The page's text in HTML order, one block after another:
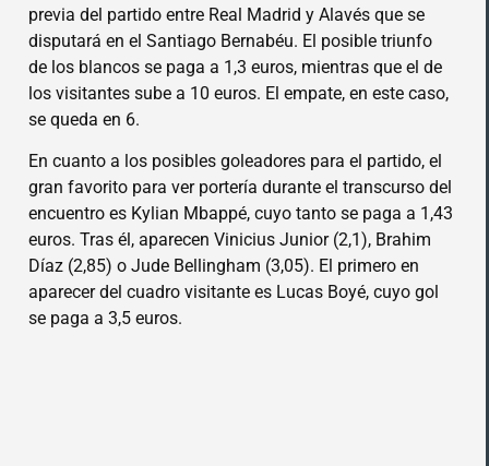
previa del partido entre Real Madrid y Alavés que se
disputará en el Santiago Bernabéu. El posible triunfo
de los blancos se paga a 1,3 euros, mientras que el de
los visitantes sube a 10 euros. El empate, en este caso,
se queda en 6.
En cuanto a los posibles goleadores para el partido, el
gran favorito para ver portería durante el transcurso del
encuentro es Kylian Mbappé, cuyo tanto se paga a 1,43
euros. Tras él, aparecen Vinicius Junior (2,1), Brahim
Díaz (2,85) o Jude Bellingham (3,05). El primero en
aparecer del cuadro visitante es Lucas Boyé, cuyo gol
se paga a 3,5 euros.